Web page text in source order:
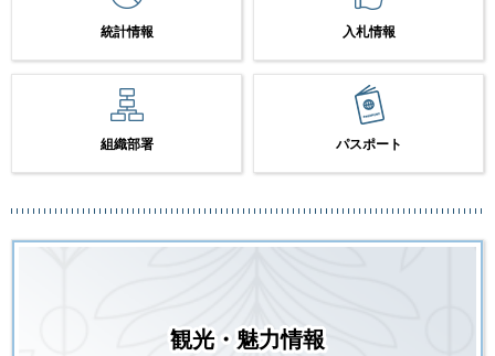
統計情報 入札情報
組織部署 パスポート
観光・魅力情報